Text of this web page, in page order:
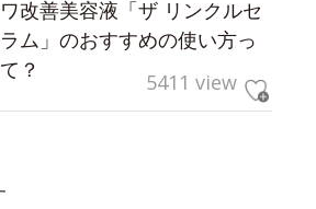
ワ改善美容液「ザ リンクルセ
ラム」のおすすめの使い方っ
て？
5411 view